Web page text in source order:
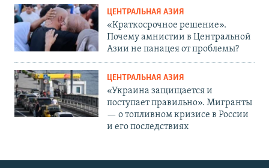
ЦЕНТРАЛЬНАЯ АЗИЯ
«Краткосрочное решение».
Почему амнистии в Центральной
Азии не панацея от проблемы?
ЦЕНТРАЛЬНАЯ АЗИЯ
«Украина защищается и
поступает правильно». Мигранты
— о топливном кризисе в России
и его последствиях